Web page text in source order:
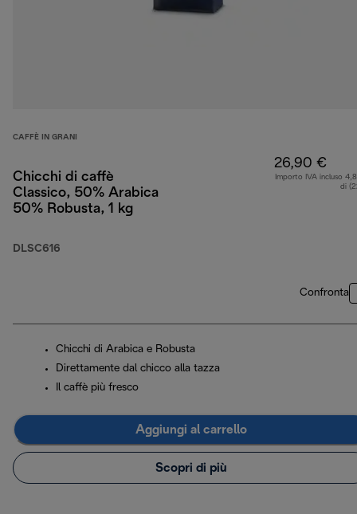
CAFFÈ IN GRANI
Chicchi di caffè
Classico, 50% Arabica
50% Robusta, 1 kg
DLSC616
26,90 €
Importo IVA incluso
di
Confronta
Chicchi di Arabica e Robusta
Direttamente dal chicco alla tazza
Il caffè più fresco
Aggiungi al carrello
Scopri di più